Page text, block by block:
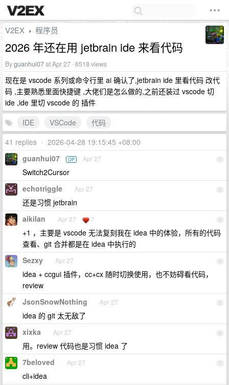
V2EX › 程序员
2026 年还在用 jetbrain ide 来看代码
Byguanhui07at Apr 27 · 6518 views
现在是 vscode 系列或命令行里 ai 确认了,jetbrain ide 里看代码 改代
码 ,主要熟悉里面快捷键 ,大佬们是怎么做的,之前还装过 vscode 切
ide ,ide 里切 vscode 的 插件
IDE
VSCode
代码
41 replies • 2026-04-28 19:15:45 +08:00
1
guanhui07 OP Apr 27
Switch2Cursor
2
echotriggle Apr 27
还是习惯 jetbrain
3
aikilan Apr 27 7
+1 ，主要是 vscode 无法复刻我在 idea 中的体验，所有的代码
查看、git 合并都是在 idea 中执行的
4
Sezxy Apr 27
idea + ccgui 插件，cc+cx 随时切换使用，也不妨碍看代码，
review
5
JsonSnowNothing Apr 27
idea 的 git 太无敌了
6
xixka Apr 27
用。review 代码也是习惯 idea 了
7
7beloved Apr 27
cli+idea